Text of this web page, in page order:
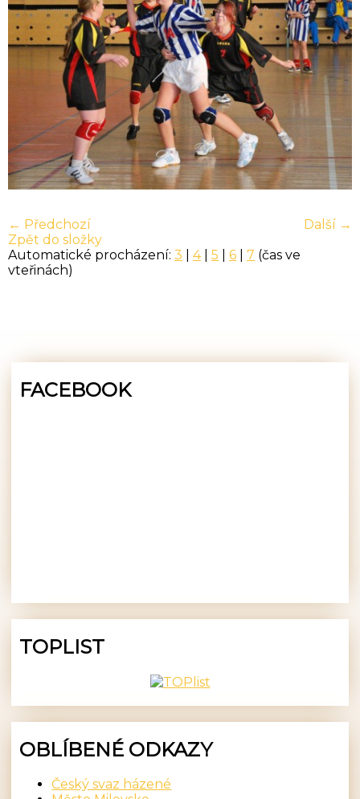
← Předchozí
Další →
Zpět do složky
Automatické procházení: 3 4| 5 6 7 (čas ve
vteřinách)
FACEBOOK
TOPLIST
OBLÍBENÉ ODKAZY
Český svaz házené